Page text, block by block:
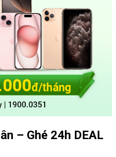
– Ghé 24h DEAL